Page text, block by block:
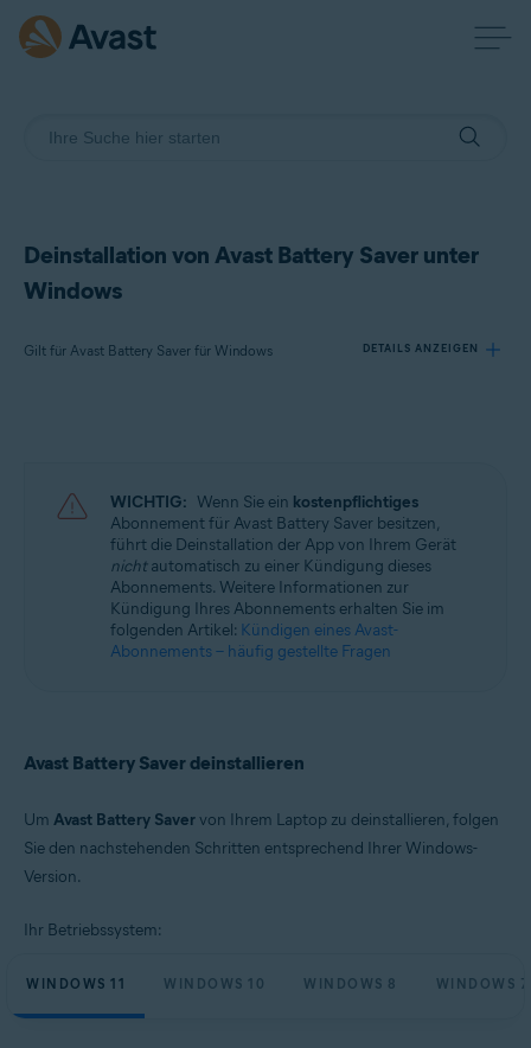
Deinstallation von Avast Battery Saver unter
Windows
Gilt für Avast Battery Saver für Windows DETAILS ANZEIGEN
Betriebssysteme:
Microsoft Windows 11 Home/Pro/Enterprise/Education
Microsoft Windows 10 Home/Pro/Enterprise/Education – 32-/64-Bit
Microsoft Windows 8.1 Home/Pro/Enterprise/Education – 32-/64-Bit
Microsoft Windows 8 Home/Pro/Enterprise/Education – 32-/64-Bit
Microsoft Windows 7 Home Basic/Home
Premium/Professional/Enterprise/Ultimate – Service Pack 1, 32-/64-Bit
WICHTIG: Wenn Sie ein kostenpflichtiges
Abonnement für Avast Battery Saver besitzen,
führt die Deinstallation der App von Ihrem Gerät
nichtautomatisch zu einer Kündigung dieses
Abonnements. Weitere Informationen zur
Kündigung Ihres Abonnements erhalten Sie im
folgenden Artikel: Kündigen eines Avast-
Abonnements – häufig gestellte Fragen
Avast Battery Saver deinstallieren
Um Avast Battery Savervon Ihrem Laptop zu deinstallieren, folgen
Sie den nachstehenden Schritten entsprechend Ihrer Windows-
Version.
Ihr Betriebssystem:
WINDOWS 11 WINDOWS 10 WINDOWS 8 WINDOWS 7